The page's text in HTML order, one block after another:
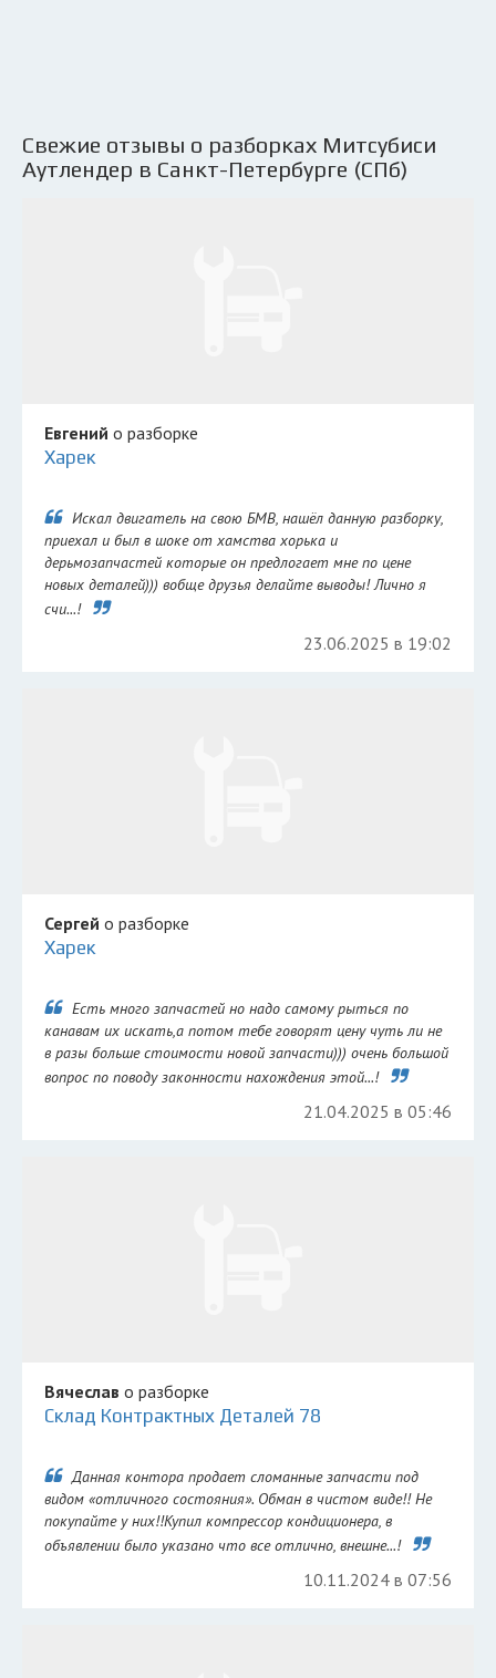
Свежие отзывы о разборках Митсубиси
Аутлендер в Санкт-Петербурге (СПб)
Евгений о разборке
Харек
Искал двигатель на свою БМВ, нашёл данную разборку,
приехал и был в шоке от хамства хорька и
дерьмозапчастей которые он предлогает мне по цене
новых деталей))) вобще друзья делайте выводы! Лично я
счи...!
23.06.2025 в 19:02
Сергей о разборке
Харек
Есть много запчастей но надо самому рыться по
канавам их искать,а потом тебе говорят цену чуть ли не
в разы больше стоимости новой запчасти))) очень большой
вопрос по поводу законности нахождения этой...!
21.04.2025 в 05:46
Вячеслав о разборке
Склад Контрактных Деталей 78
Данная контора продает сломанные запчасти под
видом «отличного состояния». Обман в чистом виде!! Не
покупайте у них!!Купил компрессор кондиционера, в
объявлении было указано что все отлично, внешне...!
10.11.2024 в 07:56